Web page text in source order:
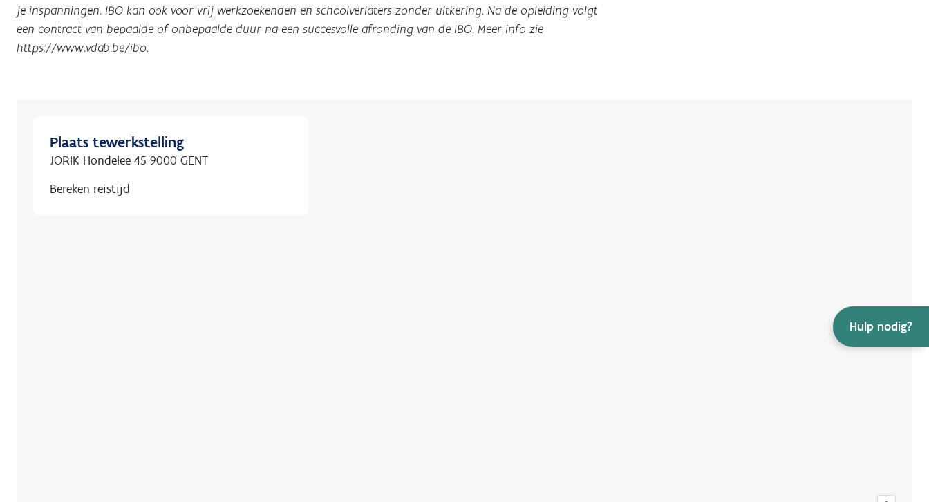
Hulp nodig?
je inspanningen. IBO kan ook voor vrij werkzoekenden en schoolverlaters zonder uitkering. Na de opleiding volgt
een contract van bepaalde of onbepaalde duur na een succesvolle afronding van de IBO. Meer info zie
https://www.vdab.be/ibo.
Plaats tewerkstelling
JORIK Hondelee 45 9000 GENT
Bereken reistijd